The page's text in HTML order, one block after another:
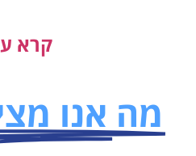
קרא
מה אנו